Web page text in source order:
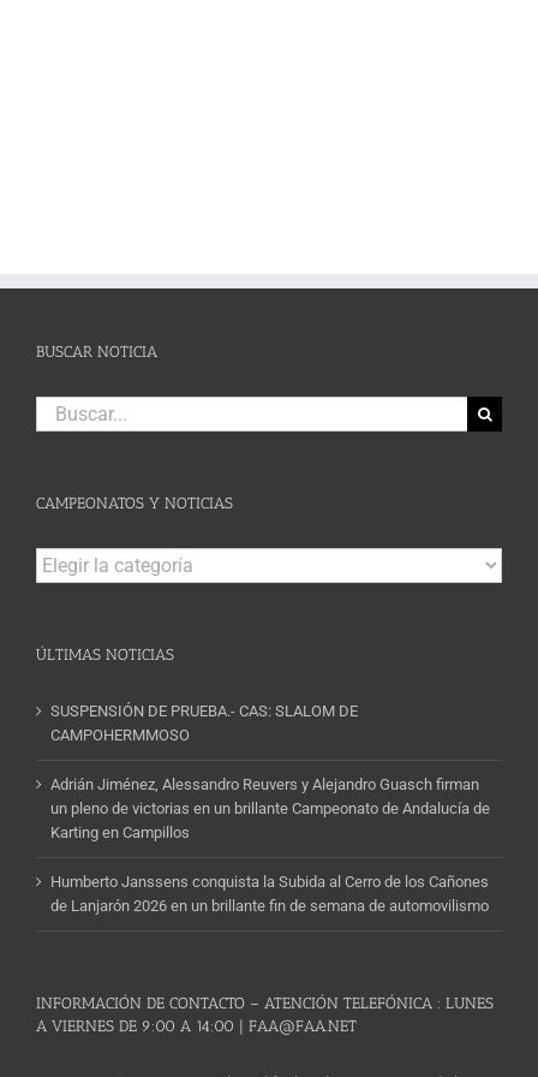
BUSCAR NOTICIA
Buscar:
CAMPEONATOS Y NOTICIAS
Campeonatos
y
ÚLTIMAS NOTICIAS
SUSPENSIÓN DE PRUEBA.- CAS: SLALOM DE
CAMPOHERMMOSO
Adrián Jiménez, Alessandro Reuvers y Alejandro Guasch firman
un pleno de victorias en un brillante Campeonato de Andalucía de
Karting en Campillos
Humberto Janssens conquista la Subida al Cerro de los Cañones
de Lanjarón 2026 en un brillante fin de semana de automovilismo
INFORMACIÓN DE CONTACTO – ATENCIÓN TELEFÓNICA : LUNES
A VIERNES DE 9:00 A 14:00 | FAA@FAA.NET